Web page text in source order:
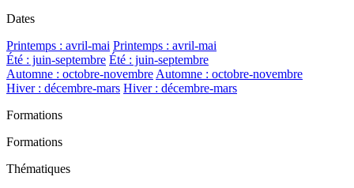
Dates
Printemps : avril-mai Printemps : avril-mai
Été : juin-septembre Été : juin-septembre
Automne : octobre-novembreAutomne : octobre-novembre
Hiver : décembre-mars Hiver : décembre-mars
Formations
Formations
Thématiques